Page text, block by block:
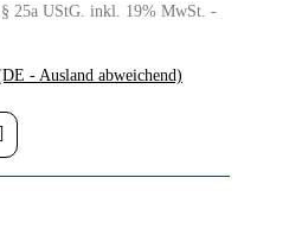
25a UStG. inkl. 19% MwSt. -
- Ausland abweichend)